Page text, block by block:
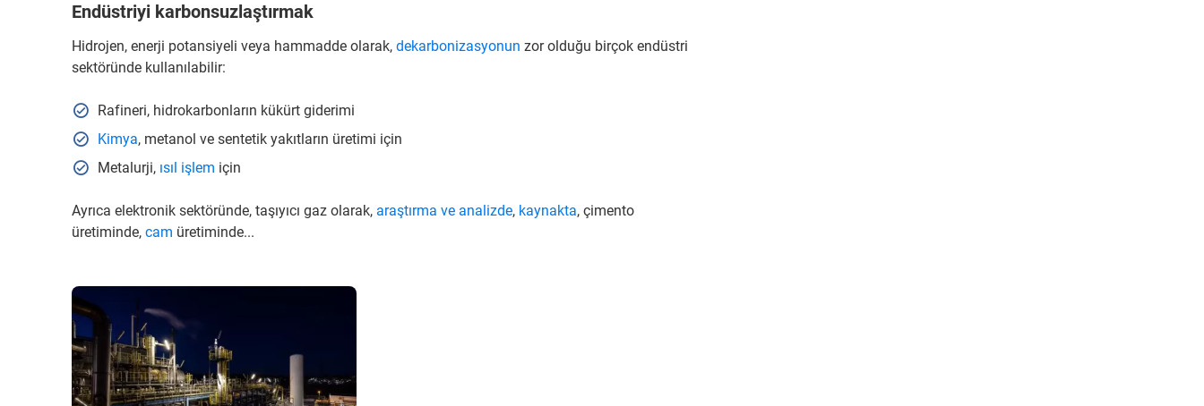
Endüstriyi karbonsuzlaştırmak
Hidrojen, enerji potansiyeli veya hammadde olarak, dekarbonizasyonun zor olduğu birçok endüstri
sektöründe kullanılabilir:
Rafineri, hidrokarbonların kükürt giderimi
Kimya, metanol ve sentetik yakıtların üretimi için
Metalurji,ısıl işlem için
Ayrıca elektronik sektöründe, taşıyıcı gaz olarak, araştırma ve analizde, kaynakta, çimento
üretiminde, cam üretiminde...